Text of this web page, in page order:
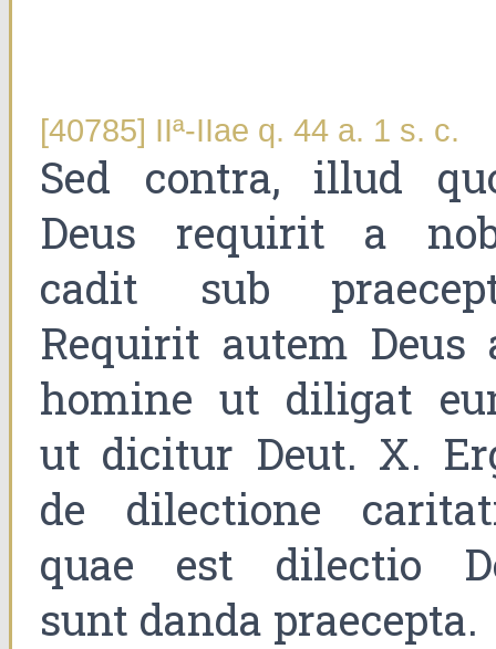
[40785] IIª-IIae q. 44 a. 1 s. c.
Sed contra, illud
Deus requirit a
cadit sub
Requirit autem Deus
homine ut diligat
ut dicitur Deut. X.
de dilectione
quae est dilectio
sunt danda praecepta.